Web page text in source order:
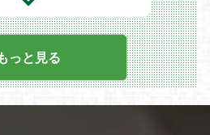
ューマ、アーケード、PC
ヵ月
験 18ヵ月
）、Unreal Engine 4/5
ヵ月
用経験
れます。
ンゲーム開発ディレクタ
ンゲームのアプリケーシ
っと見る